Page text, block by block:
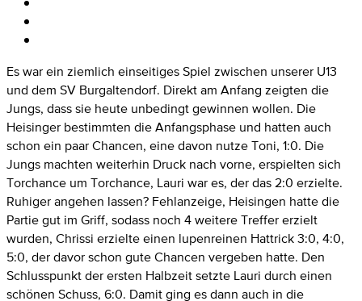
Es war ein ziemlich einseitiges Spiel zwischen unserer U13
und dem SV Burgaltendorf. Direkt am Anfang zeigten die
Jungs, dass sie heute unbedingt gewinnen wollen. Die
Heisinger bestimmten die Anfangsphase und hatten auch
schon ein paar Chancen, eine davon nutze Toni, 1:0. Die
Jungs machten weiterhin Druck nach vorne, erspielten sich
Torchance um Torchance, Lauri war es, der das 2:0 erzielte.
Ruhiger angehen lassen? Fehlanzeige, Heisingen hatte die
Partie gut im Griff, sodass noch 4 weitere Treffer erzielt
wurden, Chrissi erzielte einen lupenreinen Hattrick 3:0, 4:0,
5:0, der davor schon gute Chancen vergeben hatte. Den
Schlusspunkt der ersten Halbzeit setzte Lauri durch einen
schönen Schuss, 6:0. Damit ging es dann auch in die